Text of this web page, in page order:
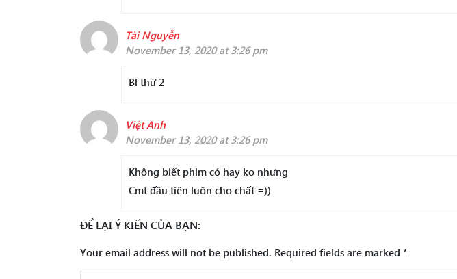
Tài Nguyễn
November 13, 2020 at 3:26 pm
Bl thứ 2
Việt Anh
November 13, 2020 at 3:26 pm
Không biết phim có hay ko nhưng
Cmt đầu tiên luôn cho chất =))
ĐỂ LẠI Ý KIẾN CỦA BẠN:
Your email address will not be published. Required fields are marked *